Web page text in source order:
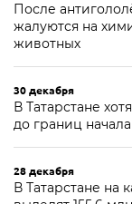
После
жалуются на
животных
30 декабря
В Татарстане
до границ начала
28 декабря
В Татарстане на